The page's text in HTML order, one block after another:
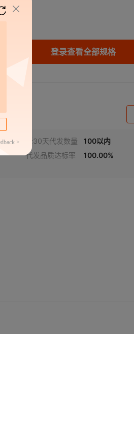
登录查看全部规格
近30天代发数量 100以内
代发品质达标率 100.00%